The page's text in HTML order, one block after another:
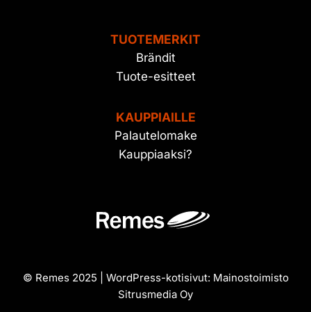
TUOTEMERKIT
Brändit
Tuote-esitteet
KAUPPIAILLE
Palautelomake
Kauppiaaksi?
© Remes 2025 | WordPress-kotisivut: Mainostoimisto
Sitrusmedia Oy